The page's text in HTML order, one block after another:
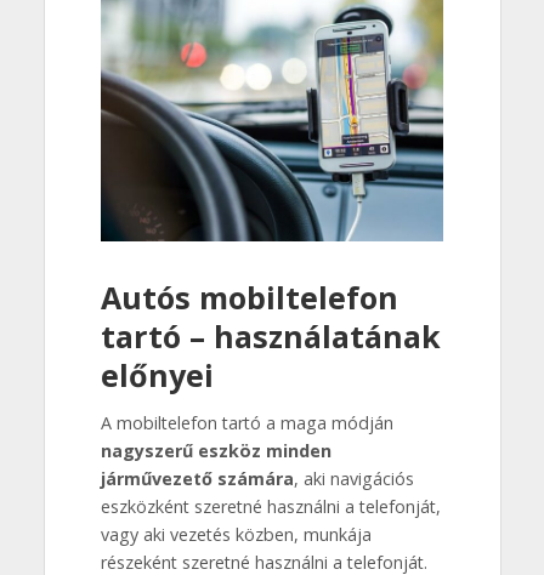
Autós mobiltelefon
tartó – használatának
előnyei
A mobiltelefon tartó a maga módján
nagyszerű eszköz minden
járművezető számára, aki navigációs
eszközként szeretné használni a telefonját,
vagy aki vezetés közben, munkája
részeként szeretné használni a telefonját.